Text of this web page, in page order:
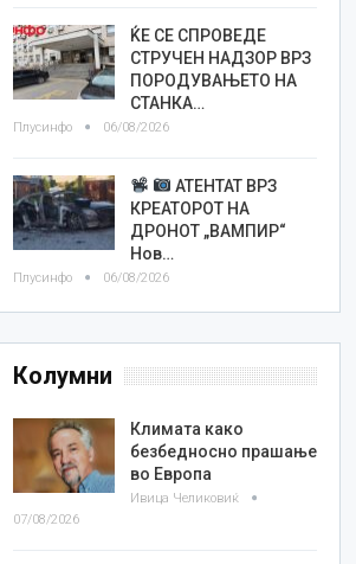
ЌЕ СЕ СПРОВЕДЕ
СТРУЧЕН НАДЗОР ВРЗ
ПОРОДУВАЊЕТО НА
СТАНКА…
Плусинфо 06/08/2026
АТЕНТАТ ВРЗ
КРЕАТОРОТ НА
ДРОНОТ „ВАМПИР“
Нов…
Плусинфо 06/08/2026
Колумни
Климата како
безбедносно прашање
во Европа
Ивица Челиковиќ
07/08/2026